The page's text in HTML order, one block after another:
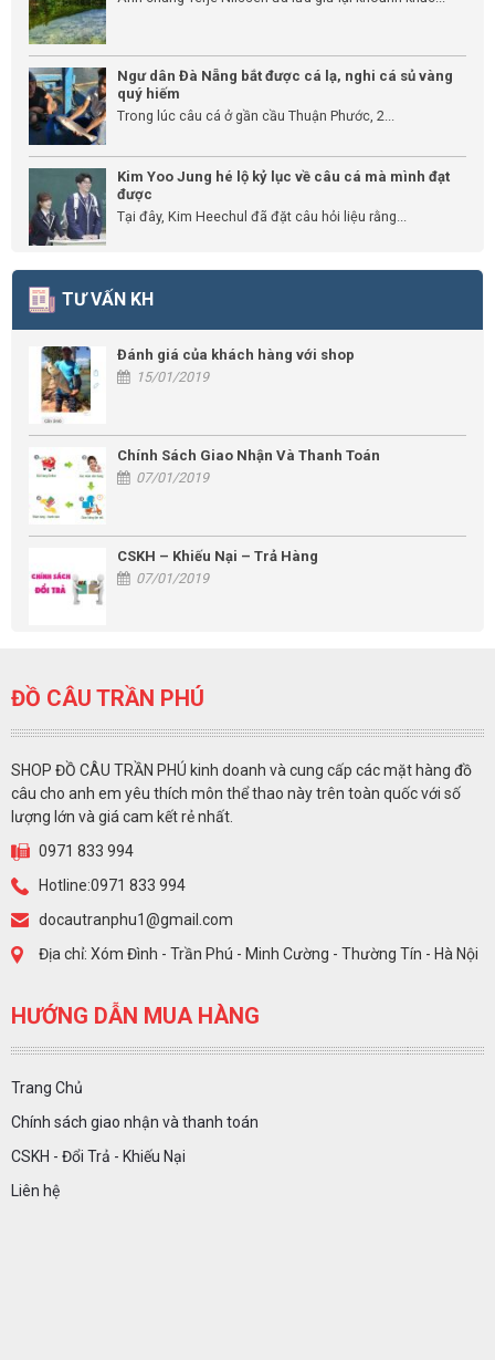
Ngư dân Đà Nẵng bắt được cá lạ, nghi cá sủ vàng
quý hiếm
Trong lúc câu cá ở gần cầu Thuận Phước, 2...
Kim Yoo Jung hé lộ kỷ lục về câu cá mà mình đạt
được
Tại đây, Kim Heechul đã đặt câu hỏi liệu rằng...
TƯ VẤN KH
Đánh giá của khách hàng với shop
15/01/2019
Chính Sách Giao Nhận Và Thanh Toán
07/01/2019
CSKH – Khiếu Nại – Trả Hàng
07/01/2019
ĐỒ CÂU TRẦN PHÚ
SHOP ĐỒ CÂU TRẦN PHÚ kinh doanh và cung cấp các mặt hàng đồ
câu cho anh em yêu thích môn thể thao này trên toàn quốc với số
lượng lớn và giá cam kết rẻ nhất.
0971 833 994
Hotline:0971 833 994
docautranphu1@gmail.com
Địa chỉ: Xóm Đình - Trần Phú - Minh Cường - Thường Tín - Hà Nội
HƯỚNG DẪN MUA HÀNG
Trang Chủ
Chính sách giao nhận và thanh toán
CSKH - Đổi Trả - Khiếu Nại
Liên hệ